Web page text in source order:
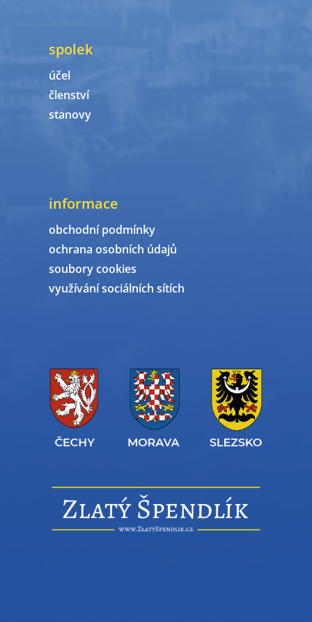
spolek
účel
členství
stanovy
informace
obchodní podmínky
ochrana osobních údajů
soubory cookies
využívání sociálních sítích